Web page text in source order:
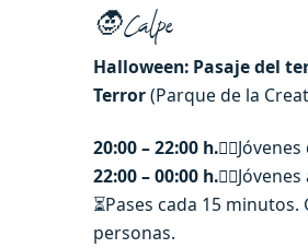
🧛Calpe
Halloween: Pasaje del
Terror(Parque de la
20:00 – 22:00 h.
22:00 – 00:00 h.
⏳Pases cada 15
personas.